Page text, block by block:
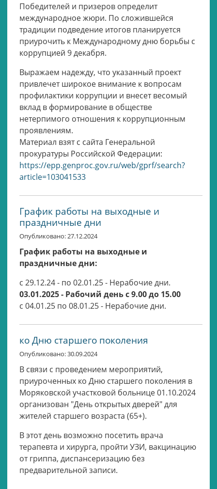
Победителей и призеров определит
международное жюри. По сложившейся
традиции подведение итогов планируется
приурочить к Международному дню борьбы с
коррупцией 9 декабря.
Выражаем надежду, что указанный проект
привлечет широкое внимание к вопросам
профилактики коррупции и внесет весомый
вклад в формирование в обществе
нетерпимого отношения к коррупционным
проявлениям.
Материал взят с сайта Генеральной
прокуратуры Российской Федерации:
https://epp.genproc.gov.ru/web/gprf/search?
article=103041533
График работы на выходные и
праздничные дни
Опубликовано: 27.12.2024
График работы на выходные и
праздничные дни:
с 29.12.24 - по 02.01.25 - Нерабочие дни.
03.01.2025 - Рабочий день с 9.00 до 15.00
с 04.01.25 по 08.01.25 - Нерабочие дни.
ко Дню старшего поколения
Опубликовано: 30.09.2024
В связи с проведением мероприятий,
приуроченных ко Дню старшего поколения в
Моряковской участковой больнице 01.10.2024
организован "День открытых дверей" для
жителей старшего возраста (65+).
В этот день возможно посетить врача
терапевта и хирурга, пройти УЗИ, вакцинацию
от гриппа, диспансеризацию без
предварительной записи.